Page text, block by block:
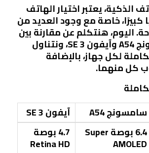
الذكية، يعتبر اختيار الهاتف
كبيرًا، خاصة مع وجود العديد من
اليوم، هنتكلم عن مقارنة بين
كاميرا سامسونج A54 وآيفون SE 3، ونتناول
لكل جهاز، بالإضافة
كل منهما.
سامسونج A54
آيفون SE 3
6.4 بوصة Super
AMOLED
4.7 بوصة
Retina HD